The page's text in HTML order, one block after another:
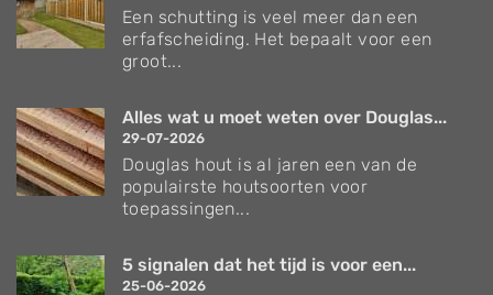
Een schutting is veel meer dan een
erfafscheiding. Het bepaalt voor een
groot...
Alles wat u moet weten over Douglas...
29-07-2026
Douglas hout is al jaren een van de
populairste houtsoorten voor
toepassingen...
5 signalen dat het tijd is voor een...
25-06-2026